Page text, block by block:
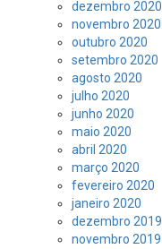
dezembro 2020
novembro 2020
outubro 2020
setembro 2020
agosto 2020
julho 2020
junho 2020
maio 2020
abril 2020
março 2020
fevereiro 2020
janeiro 2020
dezembro 2019
novembro 2019